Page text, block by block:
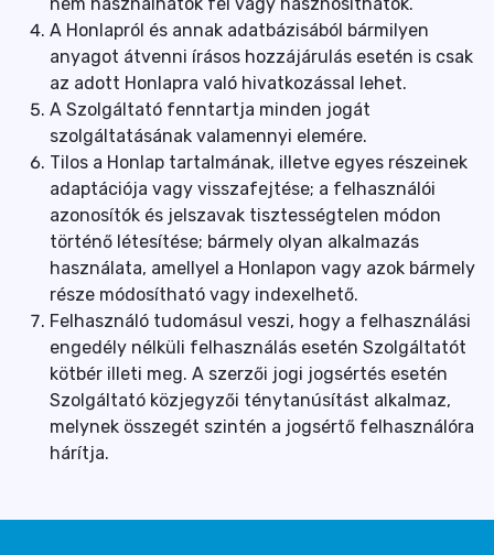
A Honlapról és annak adatbázisából bármilyen
anyagot átvenni írásos hozzájárulás esetén is csak
az adott Honlapra való hivatkozással lehet.
A Szolgáltató fenntartja minden jogát
szolgáltatásának valamennyi elemére.
Tilos a Honlap tartalmának, illetve egyes részeinek
adaptációja vagy visszafejtése; a felhasználói
azonosítók és jelszavak tisztességtelen módon
történő létesítése; bármely olyan alkalmazás
használata, amellyel a Honlapon vagy azok bármely
része módosítható vagy indexelhető.
Felhasználó tudomásul veszi, hogy a felhasználási
engedély nélküli felhasználás esetén Szolgáltatót
kötbér illeti meg. A szerzői jogi jogsértés esetén
Szolgáltató közjegyzői ténytanúsítást alkalmaz,
melynek összegét szintén a jogsértő felhasználóra
hárítja.